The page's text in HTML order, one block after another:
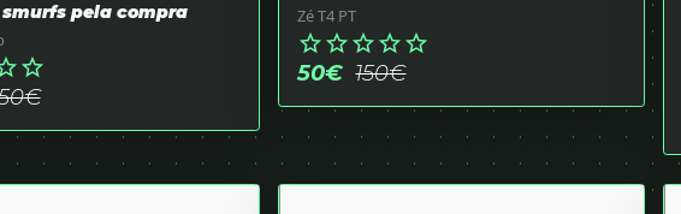
pela compra
star_border
€
Zé T4 PT
star_borderstar_borderstar_borderstar_borderstar_border
50€ 150€